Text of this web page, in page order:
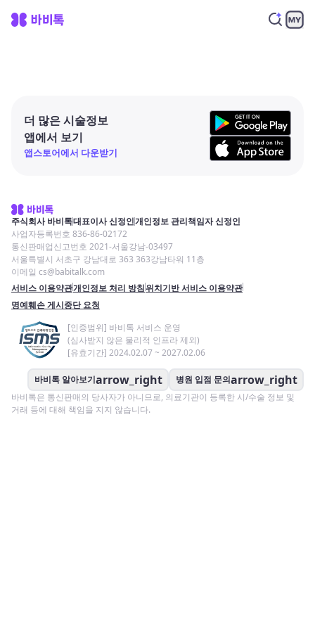
더 많은 시술정보
앱에서 보기
앱스토어에서 다운받기
주식회사 바비톡대표이사 신정인개인정보 관리책임자 신정인
사업자등록번호 836-86-02172
통신판매업신고번호 2021-서울강남-03497
서울특별시 서초구 강남대로 363 363강남타워 11층
이메일 cs@babitalk.com
서비스 이용약관개인정보 처리 방침위치기반 서비스 이용약관
명예훼손 게시중단 요청
[인증범위] 바비톡 서비스 운영
(심사받지 않은 물리적 인프라 제외)
[유효기간] 2024.02.07 ~ 2027.02.06
바비톡 알아보기arrow_right 병원 입점 문의arrow_right
바비톡은 통신판매의 당사자가 아니므로, 의료기관이 등록한 시/수술 정보 및
거래 등에 대해 책임을 지지 않습니다.